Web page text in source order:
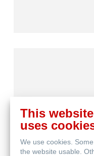
This website
uses
We use cookies.
the website usable.